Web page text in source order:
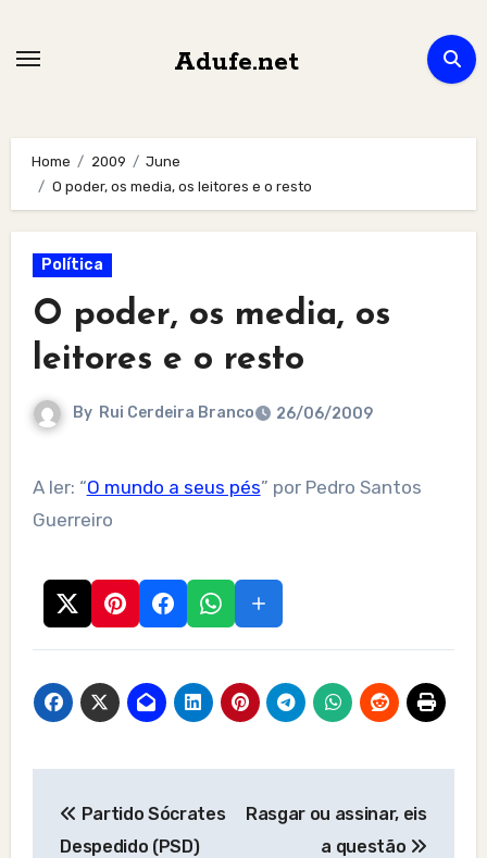
Adufe.net
Home 2009
June
O poder, os media, os leitores e o resto
Política
O poder, os media, os
leitores e o resto
By Rui Cerdeira Branco 26/06/2009
A ler: “O mundo a seus pés” por Pedro Santos
Guerreiro
navigation
Partido Sócrates
Despedido (PSD)
Rasgar ou assinar, eis
a questão